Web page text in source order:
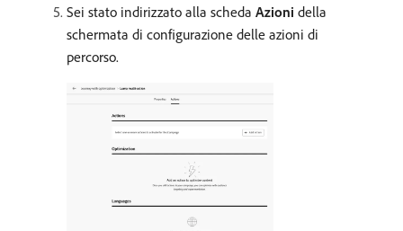
Sei stato indirizzato alla scheda Azioni della
schermata di configurazione delle azioni di
percorso.